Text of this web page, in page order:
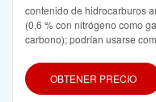
contenido de hidrocarburos
(0,6 % con nitrógeno como
carbono); podrían usarse
OBTENER PRECIO